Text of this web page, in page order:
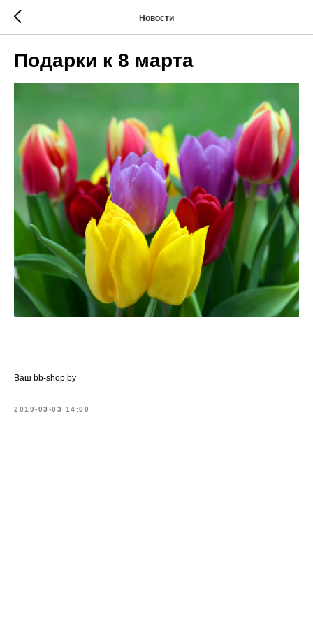
Новости
Подарки к 8 марта
Ваш bb-shop.by
2019-03-03 14:00